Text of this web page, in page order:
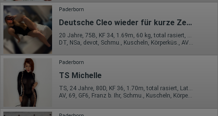
Erhobene Daten:
Datum und Uhrzeit des Besuchs
Gerätetyp
Geografischer Standort
IP-Adresse
Mausbewegungen
Besuchte Seiten
Referrer URL
Bildschirmauflösung
Eindeutige Gerätekennung
Sprachinformationen
Gerätebestriebssystem
Browser-Typ
Klicks
Paderborn
Deutsche Cleo wieder für kurze Zeit in der Stadt
DT, NSa, devot, Schmu., Kuscheln, Körperküs., AV b. Ihm, DSa
Paderborn
TS Michelle
TS, 24 Jahre, 80D, KF 36, 1.70m, total rasiert, Latina
AV, 69, GF6, Franz b. Ihr, Schmu., Kuscheln, Körperküs., AV b. Ihm